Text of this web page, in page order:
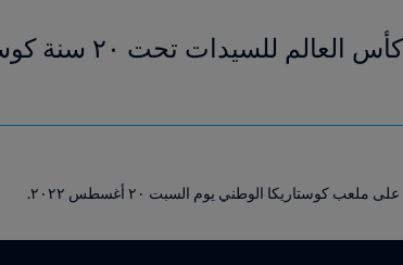
كوستاريكا الوطني يوم السبت ٢٠ أغسطس ٢٠٢٢.